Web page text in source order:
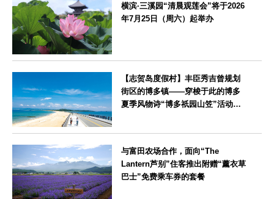
横滨·三溪园“清晨观莲会”将于2026
年7月25日（周六）起举办
【志贺岛度假村】丰臣秀吉曾规划
街区的博多镇——穿梭于此的博多
夏季风物诗“博多祇园山笠”活动期
与富田农场合作，面向“The
Lantern芦别”住客推出附赠“薰衣草
巴士”免费乘车券的套餐